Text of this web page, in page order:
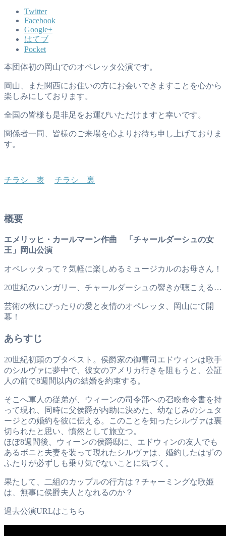
Twitter
Facebook
Google+
はてブ
Pocket
本団体初の岡山でのオペレッタ公演です。
岡山、また関西にお住いの方にお会いできますことを心から
楽しみにしております。
全国の皆様も是非足をお運びいただけますと幸いです。
関係者一同、皆様のご来場を心よりお待ち申し上げておりま
す。
チラシ 表 チラシ 裏
概要
エメリッヒ・カールマーン作曲 「チャールダーシュの女
王」岡山公演
オペレッタって？気軽に楽しめるミュージカルのお母さん！
20世紀のハンガリー、チャールダーシュの響きが聴こえる…
芸術の秋にぴったりの愛と友情のオペレッタ、岡山にて開
幕！
あらすじ
20世紀初頭のブタペスト。侯爵家の御曹司エドウィンは歌手
のシルヴァに夢中で、彼女のアメリカ行きを阻もうと、公証
人の前で8週間以内の結婚を約束する。
そこへ軍人の従弟が、ウィーンの司令部への召喚命令書を持
って現れ、同時に父侯爵が内助に決めた、幼なじみのシュタ
ージとの婚約を彼に伝える。このことを知ったシルヴァは裏
切られたと思い、憤然として旅立つ。
ほぼ8週間後、ウィーンの侯爵邸に、エドウィンの友人でも
あるボニと夫妻を装って現れたシルヴァは、婚約したはずの
ふたりが必ずしも乗り気でないことに気づく。
果たして、二組のカップルの行方は？チャーミングな歌姫
は、無事に侯爵夫人となれるのか？
過去公演URLはこちら